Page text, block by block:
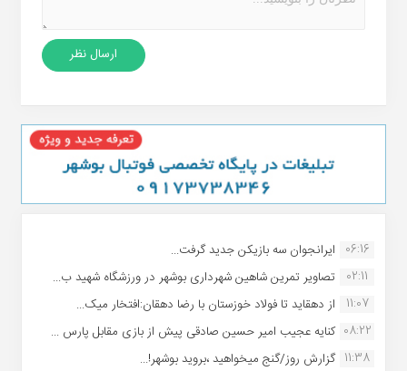
06:16 ایرانجوان سه بازیکن جدید گرفت...
02:11
تصاویر تمرین شاهین شهردارى بوشهر در ورزشگاه شهید ب...
11:07
از دهقاید تا فولاد خوزستان با رضا دهقان:افتخار میک...
08:22 کنایه عجیب امیر حسین صادقی پیش از بازی مقابل پارس ...
11:38 گزارش روز/گنج میخواهید ،بروید بوشهر!...